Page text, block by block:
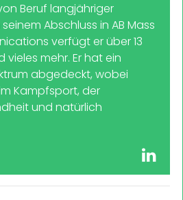
Beruf langjähriger
Abschluss in AB Mass
verfügt er über 13
vieles mehr. Er hat ein
abgedeckt, wobei
Kampfsport, der
und natürlich